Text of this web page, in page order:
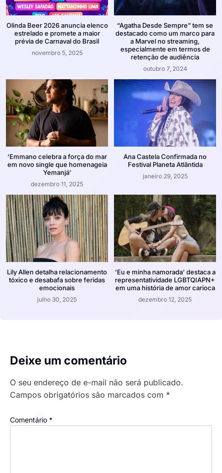
Olinda Beer 2026 anuncia elenco
estrelado e promete a maior
prévia de Carnaval do Brasil
novembro 5, 2025
“Agatha Desde Sempre” tem se
destacado como um marco para
a Marvel no streaming,
especialmente em termos de
retenção de audiência
outubro 7, 2024
‘Emmano celebra a força do mar
em novo single que homenageia
Yemanjá’
dezembro 11, 2025
Ana Castela Confirmada no
Festival Planeta Atlântida
janeiro 29, 2025
Lily Allen detalha relacionamento
tóxico e desabafa sobre feridas
emocionais
julho 30, 2025
‘Eu e minha namorada’ destaca a
representatividade LGBTQIAPN+
em uma história de amor carioca
dezembro 12, 2025
Deixe um comentário
O seu endereço de e-mail não será publicado.
Campos obrigatórios são marcados com *
Comentário *